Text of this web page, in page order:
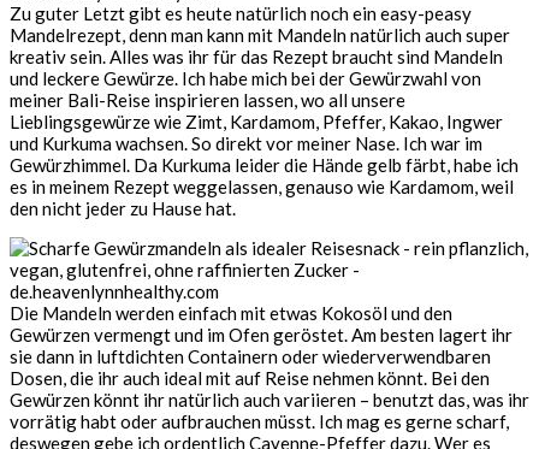
Zu guter Letzt gibt es heute natürlich noch ein easy-peasy
Mandelrezept, denn man kann mit Mandeln natürlich auch super
kreativ sein. Alles was ihr für das Rezept braucht sind Mandeln
und leckere Gewürze. Ich habe mich bei der Gewürzwahl von
meiner Bali-Reise inspirieren lassen, wo all unsere
Lieblingsgewürze wie Zimt, Kardamom, Pfeffer, Kakao, Ingwer
und Kurkuma wachsen. So direkt vor meiner Nase. Ich war im
Gewürzhimmel. Da Kurkuma leider die Hände gelb färbt, habe ich
es in meinem Rezept weggelassen, genauso wie Kardamom, weil
den nicht jeder zu Hause hat.
Die Mandeln werden einfach mit etwas Kokosöl und den
Gewürzen vermengt und im Ofen geröstet. Am besten lagert ihr
sie dann in luftdichten Containern oder wiederverwendbaren
Dosen, die ihr auch ideal mit auf Reise nehmen könnt. Bei den
Gewürzen könnt ihr natürlich auch variieren – benutzt das, was ihr
vorrätig habt oder aufbrauchen müsst. Ich mag es gerne scharf,
deswegen gebe ich ordentlich Cayenne-Pfeffer dazu. Wer es